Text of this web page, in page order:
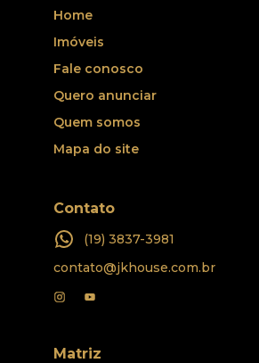
Home
Imóveis
Fale conosco
Quero anunciar
Quem somos
Mapa do site
Contato
(19) 3837-3981
contato@jkhouse.com.br
Matriz